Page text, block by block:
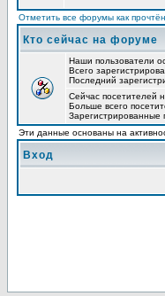
Отметить все форумы как
Кто сейчас на форуме
Наши пользователи
Всего
Последний
Сейчас посетителей
Больше всего
Зарегистрированные
Эти данные основаны на
Вход